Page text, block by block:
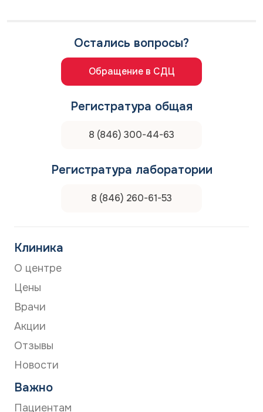
Остались вопросы?
Обращение в СДЦ
Регистратура общая
8 (846) 300-44-63
Регистратура лаборатории
8 (846) 260-61-53
Клиника
О центре
Цены
Врачи
Акции
Отзывы
Новости
Важно
Пациентам